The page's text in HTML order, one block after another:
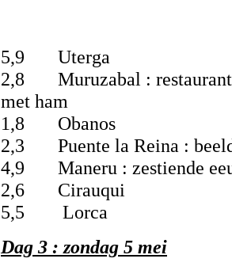
5,9 Uterga
2,8 Muruzabal : restaurant
met ham
1,8 Obanos
2,3 Puente la Reina :
4,9 Maneru : zestiende
2,6 Cirauqui
5,5 Lorca
Dag 3 : zondag 5 mei